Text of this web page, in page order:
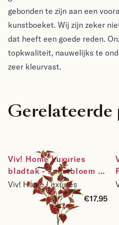
gebonden te zijn aan een
kunstboeket. Wij zijn zeker
dat heeft een goede reden.
topkwaliteit, nauwelijks te
zeer kleurvast.
Viv! Home Luxuries
bladtak - kunstbloem -
groen rood - 90cm
Viv! Home Luxuries
€17.95